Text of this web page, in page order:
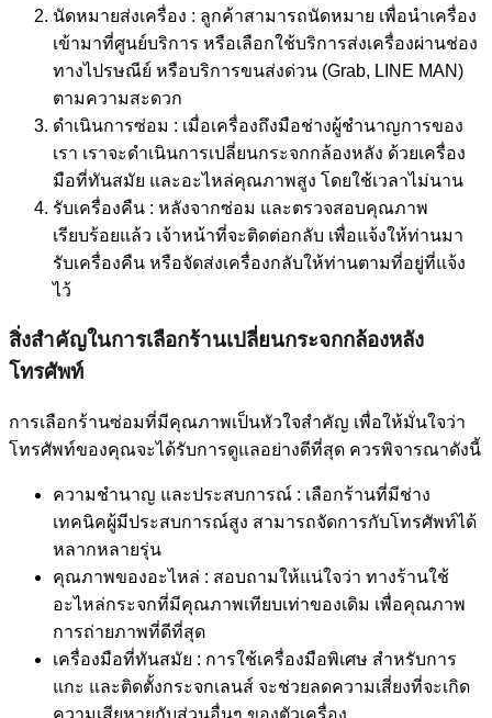
นัดหมายส่งเครื่อง : ลูกค้าสามารถนัดหมาย เพื่อนำเครื่อง
เข้ามาที่ศูนย์บริการ หรือเลือกใช้บริการส่งเครื่องผ่านช่อง
ทางไปรษณีย์ หรือบริการขนส่งด่วน (Grab, LINE MAN)
ตามความสะดวก
ดำเนินการซ่อม : เมื่อเครื่องถึงมือช่างผู้ชำนาญการของ
เรา เราจะดำเนินการเปลี่ยนกระจกกล้องหลัง ด้วยเครื่อง
มือที่ทันสมัย และอะไหล่คุณภาพสูง โดยใช้เวลาไม่นาน
รับเครื่องคืน : หลังจากซ่อม และตรวจสอบคุณภาพ
เรียบร้อยแล้ว เจ้าหน้าที่จะติดต่อกลับ เพื่อแจ้งให้ท่านมา
รับเครื่องคืน หรือจัดส่งเครื่องกลับให้ท่านตามที่อยู่ที่แจ้ง
ไว้
สิ่งสำคัญในการเลือกร้านเปลี่ยนกระจกกล้องหลัง
โทรศัพท์
การเลือกร้านซ่อมที่มีคุณภาพเป็นหัวใจสำคัญ เพื่อให้มั่นใจว่า
โทรศัพท์ของคุณจะได้รับการดูแลอย่างดีที่สุด ควรพิจารณาดังนี้
ความชำนาญ และประสบการณ์ : เลือกร้านที่มีช่าง
เทคนิคผู้มีประสบการณ์สูง สามารถจัดการกับโทรศัพท์ได้
หลากหลายรุ่น
คุณภาพของอะไหล่ : สอบถามให้แน่ใจว่า ทางร้านใช้
อะไหล่กระจกที่มีคุณภาพเทียบเท่าของเดิม เพื่อคุณภาพ
การถ่ายภาพที่ดีที่สุด
เครื่องมือที่ทันสมัย : การใช้เครื่องมือพิเศษ สำหรับการ
แกะ และติดตั้งกระจกเลนส์ จะช่วยลดความเสี่ยงที่จะเกิด